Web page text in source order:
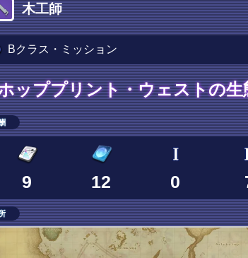
木工師
Bクラス・ミッション
ッププリント・ウェストの生
9 12 0